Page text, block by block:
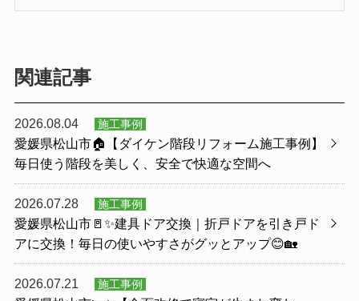
関連記事
2026.08.04 施工事例
愛媛県松山市🏠【ダイケン階段リフォーム施工事例】
毎日使う階段を美しく、安全で快適な空間へ
2026.07.28 施工事例
愛媛県松山市🚪✨建具ドア交換｜折戸ドアを引き戸ド
アに交換！毎日の使いやすさがグッとアップ😊🏡
2026.07.21 施工事例